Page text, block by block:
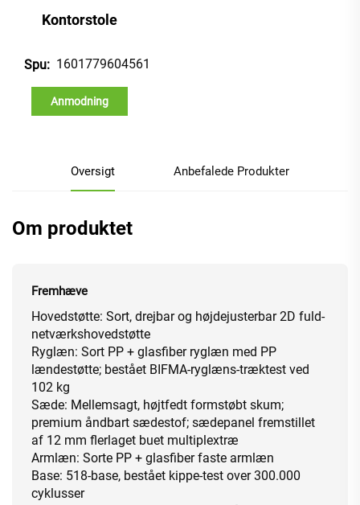
Kontorstole
Spu: 1601779604561
Anmodning
Oversigt Anbefalede Produkter
Om produktet
Fremhæve
Hovedstøtte: Sort, drejbar og højdejusterbar 2D fuld-
netværkshovedstøtte
Ryglæn: Sort PP + glasfiber ryglæn med PP
lændestøtte; bestået BIFMA-ryglæns-træktest ved
102 kg
Sæde: Mellemsagt, højtfedt formstøbt skum;
premium åndbart sædestof; sædepanel fremstillet
af 12 mm flerlaget buet multiplextræ
Armlæn: Sorte PP + glasfiber faste armlæn
Base: 518-base, bestået kippe-test over 300.000
cyklusser